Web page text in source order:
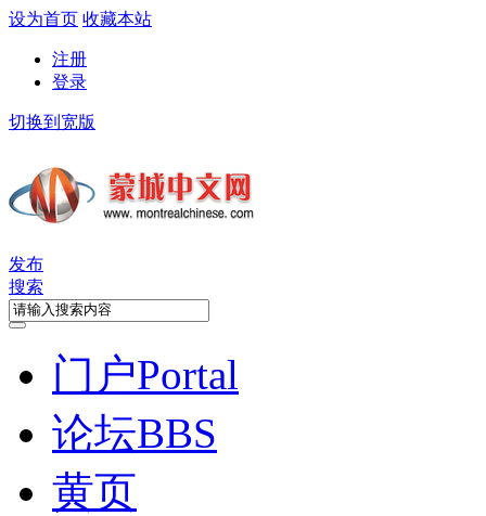
设为首页 收藏本站
注册
登录
切换到宽版
发布
搜索
门户Portal
论坛BBS
黄页